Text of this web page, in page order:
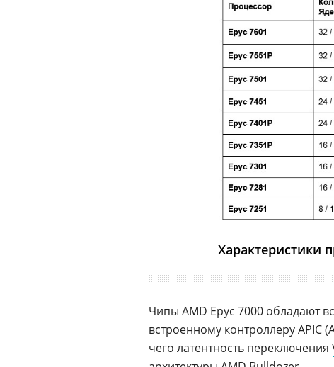
Характеристики
Чипы AMD Epyc 7000 обладают
встроенному контроллеру
чего латентность переключения